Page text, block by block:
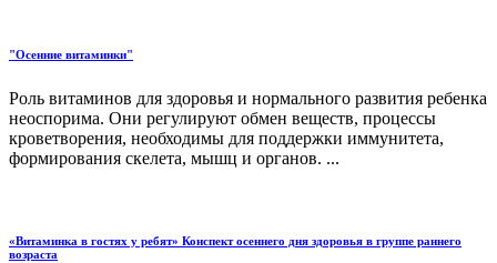
"Осенние витаминки"
Роль витаминов для здоровья и нормального развития ребенка
неоспорима. Они регулируют обмен веществ, процессы
кроветворения, необходимы для поддержки иммунитета,
формирования скелета, мышц и органов. ...
«Витаминка в гостях у ребят» Конспект осеннего дня здоровья в группе раннего
возраста